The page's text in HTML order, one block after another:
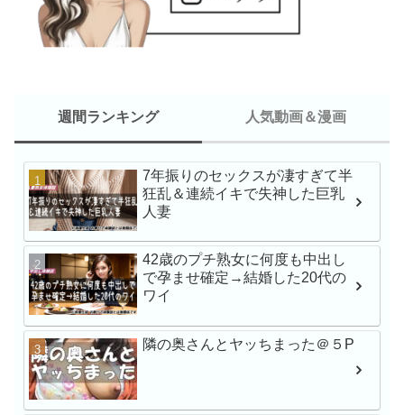
週間ランキング
7年振りのセックスが凄すぎて半
狂乱＆連続イキで失神した巨乳
人妻
42歳のプチ熟女に何度も中出し
で孕ませ確定→結婚した20代の
ワイ
隣の奥さんとヤッちまった＠５P
人気動画＆漫画
新人NO.1 STYLE 最
瀬戸環奈AVデビュー
最強ヒロインAV初体
MFCS-149 刺激を求
Gcup元カノ あまちゅ